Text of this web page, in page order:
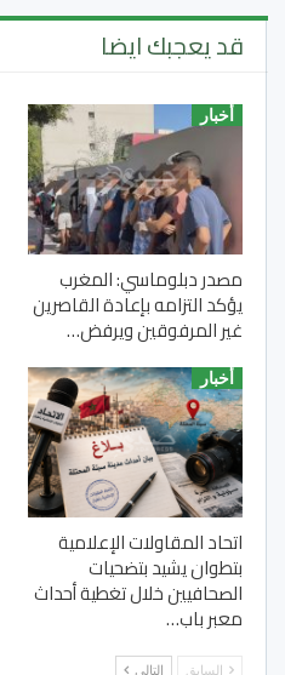
قد يعجبك ايضا
أخبار
مصدر دبلوماسي: المغرب
يؤكد التزامه بإعادة القاصرين
غير المرفوقين ويرفض…
أخبار
اتحاد المقاولات الإعلامية
بتطوان يشيد بتضحيات
الصحافيين خلال تغطية أحداث
معبر باب…
السابق التالي